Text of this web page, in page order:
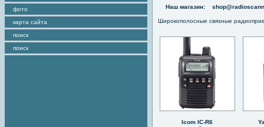
фото
карта сайта
поиск
поиск
Наш магазин:
Широкополосные связные
Icom IC-R6